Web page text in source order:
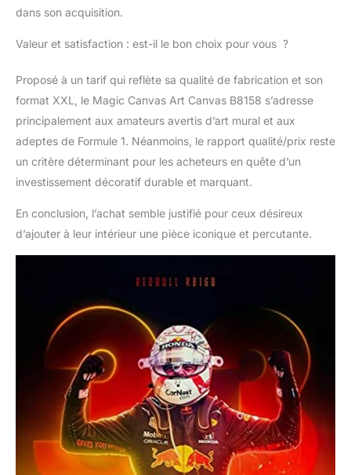
dans son acquisition.
Valeur et satisfaction : est-il le bon choix pour vous ?
Proposé à un tarif qui reflète sa qualité de fabrication et son
format XXL, le Magic Canvas Art Canvas B8158 s’adresse
principalement aux amateurs avertis d’art mural et aux
adeptes de Formule 1. Néanmoins, le rapport qualité/prix reste
un critère déterminant pour les acheteurs en quête d’un
investissement décoratif durable et marquant.
En conclusion, l’achat semble justifié pour ceux désireux
d’ajouter à leur intérieur une pièce iconique et percutante.